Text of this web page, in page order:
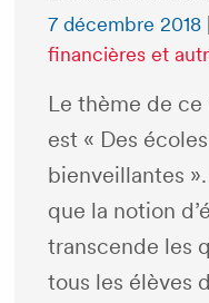
7 décembre 2018|
financières et
Le thème de
est « Des
bienveillantes
que la notion
transcende les
tous les élèves